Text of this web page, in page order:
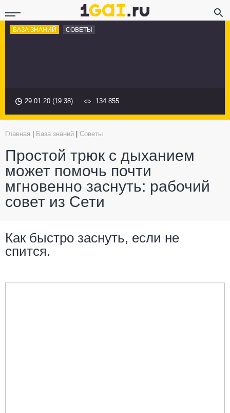
БАЗА ЗНАНИЙ СОВЕТЫ
29.01.20 (19:38) 134 855
Главная База знаний Советы
Простой трюк с дыханием
может помочь почти
мгновенно заснуть: рабочий
совет из Сети
Как быстро заснуть, если не
спится.